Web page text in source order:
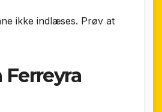
ikke indlæses. Prøv at
Ferreyra